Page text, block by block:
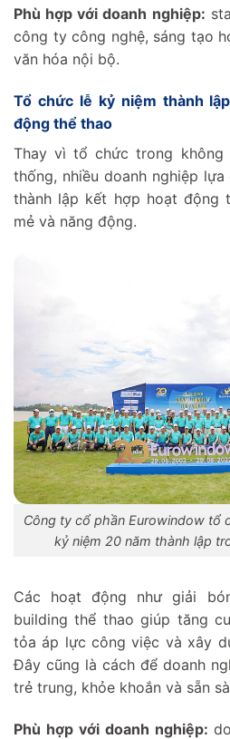
Phù hợp với doanh nghiệp:
công ty công nghệ, sáng tạo
văn hóa nội bộ.
Tổ chức lễ kỷ niệm thành
động thể thao
Thay vì tổ chức trong không
thống, nhiều doanh nghiệp
thành lập kết hợp hoạt động
mẻ và năng động.
Công ty cổ phần Eurowindow tổ
kỷ niệm 20 năm thành lập
Các hoạt động như giải
building thể thao giúp tăng
tỏa áp lực công việc và xây
Đây cũng là cách để doanh
trẻ trung, khỏe khoắn và sẵn
Phù hợp với doanh nghiệp: